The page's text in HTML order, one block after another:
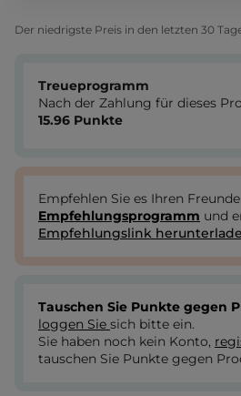
Der niedrigste Preis in den letzten 30
Treueprogramm
Nach der Zahlung für dieses
15.96 Punkte
Empfehlen Sie es Ihren
Empfehlungsprogramm und
Empfehlungslink
Tauschen Sie Punkte gegen
loggen Sie sich bitte ein.
Sie haben noch kein Konto,
tauschen Sie Punkte gegen